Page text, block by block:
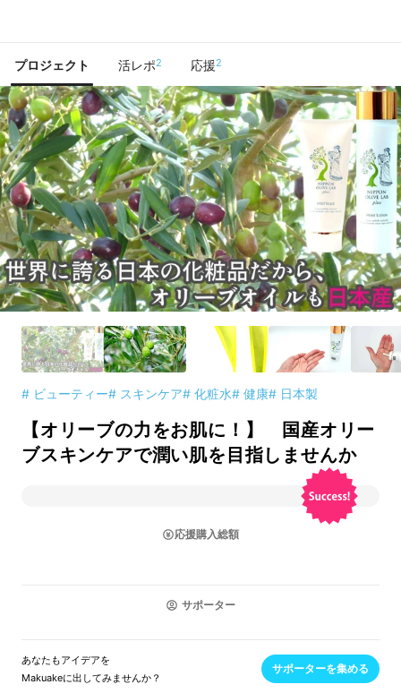
プロジェクト 活レポ2 応援2
# ビューティー# スキンケア# 化粧水# 健康# 日本製
【オリーブの力をお肌に！】 国産オリー
ブスキンケアで潤い肌を目指しませんか
応援購入総額
サポーター
あなたもアイデアを
Makuakeに出してみませんか？
サポーターを集める